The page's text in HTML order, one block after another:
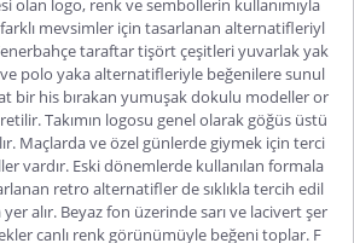
olan logo, renk ve sembollerin kullanımıyla
mevsimler için tasarlanan alternatifleriyl
taraftar tişörtçeşitleri yuvarlak yak
polo yaka alternatifleriyle beğenilere sunul
bir his bırakan yumuşak dokulu modeller or
Takımın logosu genel olarak göğüs üstü
Maçlarda ve özel günlerde giymek için terci
vardır. Eski dönemlerde kullanılan formala
retro alternatifler de sıklıkla tercih edil
alır. Beyaz fon üzerinde sarı ve lacivert şer
canlı renk görünümüyle beğeni toplar. F